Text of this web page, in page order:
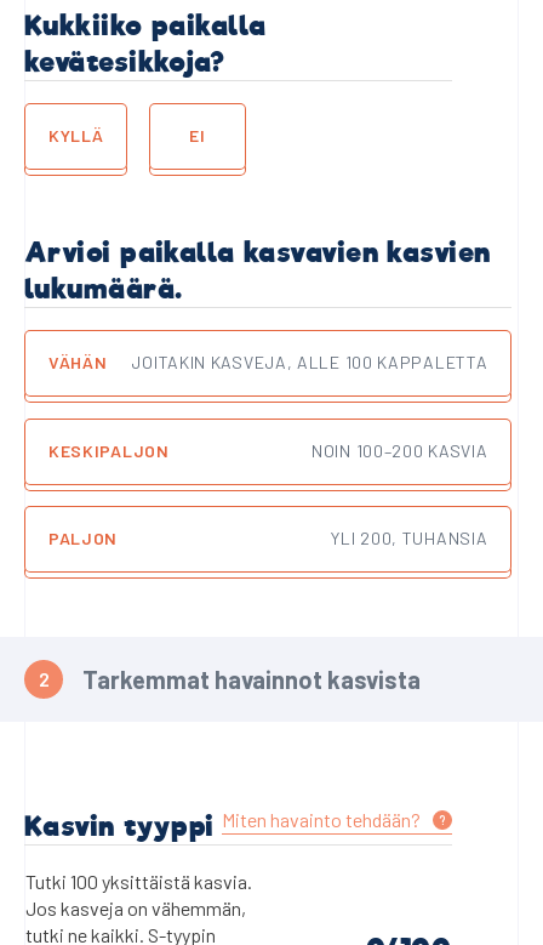
Kukkiiko paikalla
kevätesikkoja?
KYLLÄ EI
Arvioi paikalla kasvavien kasvien
lukumäärä.
VÄHÄN JOITAKIN KASVEJA, ALLE 100 KAPPALETTA
KESKIPALJON NOIN 100–200 KASVIA
PALJON YLI 200, TUHANSIA
Tarkemmat havainnot kasvista
Miten havainto tehdään? ?
Kasvin tyyppi
Tutki 100 yksittäistä kasvia.
Jos kasveja on vähemmän,
tutki ne kaikki. S-tyypin